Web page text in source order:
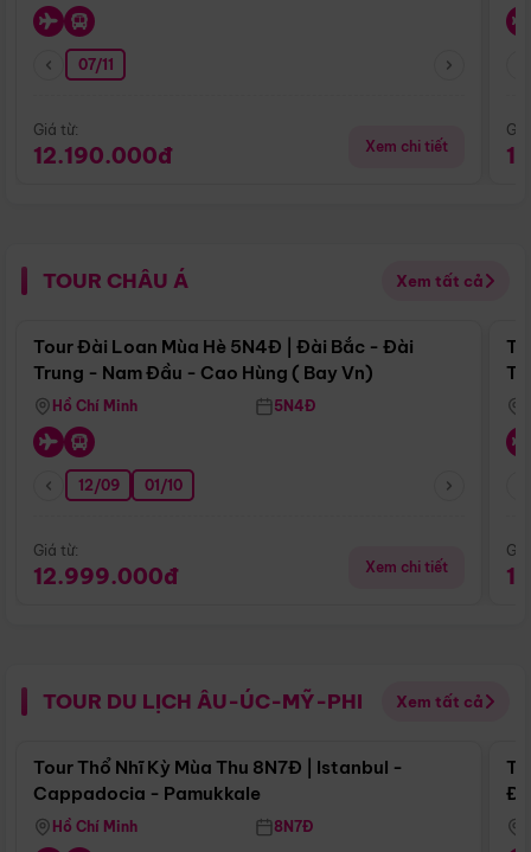
07/11
Giá từ:
12.190.000đ Xem chi tiết
TOUR CHÂU Á Xem tất cả
Điểm nổi bật
Tour Đài Loan Mùa Hè 5N4Đ | Đài Bắc - Đài
Trung - Nam Đầu - Cao Hùng ( Bay Vn)
Hồ Chí Minh 5N4Đ
12/09 01/10
Giá từ:
12.999.000đ Xem chi tiết
TOUR DU LỊCH ÂU-ÚC-MỸ-PHI Xem tất cả
Điểm nổi bật
Tour Thổ Nhĩ Kỳ Mùa Thu 8N7Đ | Istanbul -
Cappadocia - Pamukkale
Hồ Chí Minh 8N7Đ